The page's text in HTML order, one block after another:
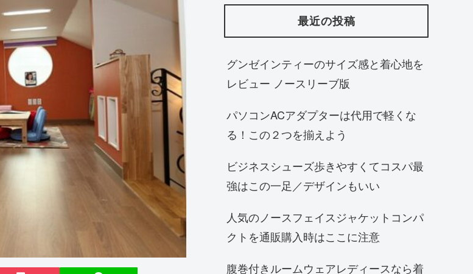
最近の投稿
グンゼインティーのサイズ感と着心地を
レビュー ノースリーブ版
パソコンACアダプターは代用で軽くな
る！この２つを揃えよう
ビジネスシューズ歩きやすくてコスパ最
強はこの一足／デザインもいい
人気のノースフェイスジャケットコンパ
クトを通販購入時はここに注意
腹巻付きルームウェアレディースなら着